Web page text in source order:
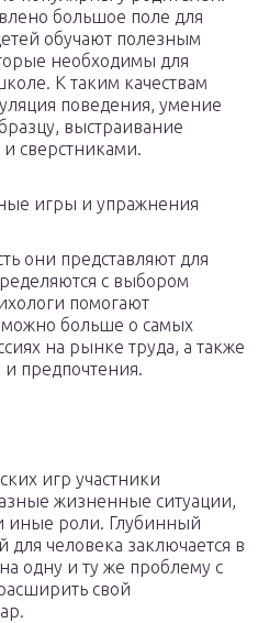
большое поле для
обучают полезным
необходимы для
К таким качествам
поведения, умение
выстраивание
сверстниками.
игры и упражнения
они представляют для
с выбором
помогают
больше о самых
на рынке труда, а также
и предпочтения.
игр участники
жизненные ситуации,
иные роли. Глубинный
человека заключается в
одну и ту же проблему с
свой